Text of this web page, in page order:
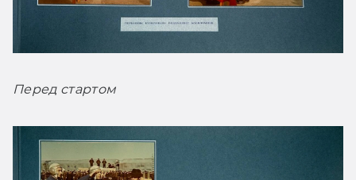
Перед стартом